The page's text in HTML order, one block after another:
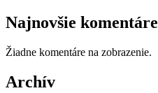
Najnovšie komentáre
Žiadne komentáre na zobrazenie.
Archív